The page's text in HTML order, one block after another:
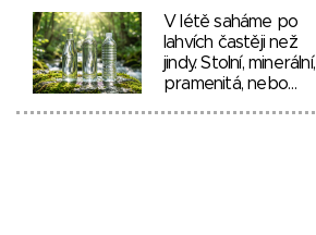
V létě saháme po
lahvích častěji než
jindy. Stolní, minerální,
pramenitá, nebo…